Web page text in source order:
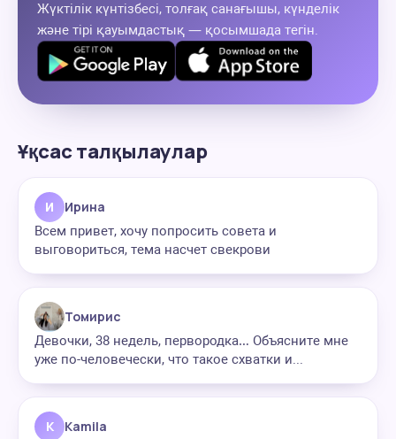
Жүктілік күнтізбесі, толғақ санағышы, күнделік
және тірі қауымдастық — қосымшада тегін.
Ұқсас талқылаулар
И Ирина
Всем привет, хочу попросить совета и
выговориться, тема насчет свекрови
Томирис
Девочки, 38 недель, первородка… Объясните мне
уже по-человечески, что такое схватки и...
K Kamila